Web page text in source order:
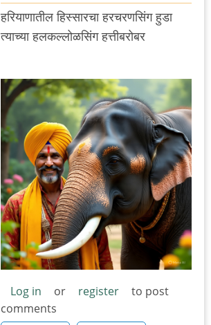
In
reply
हुडा
by
त्यागमूर्ती
हत्ती
हरियाणातील हिस्सारचा हरचरणसिंग हुडा
त्याच्या हलकल्लोळसिंग हत्तीबरोबर
Log in or register
to post
comments